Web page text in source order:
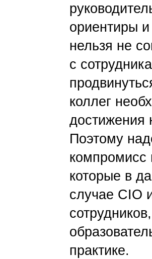
ориентиры
нельзя не
с
коллег
достижения
Поэтому
компромисс
которые в
случае CIO
практике.